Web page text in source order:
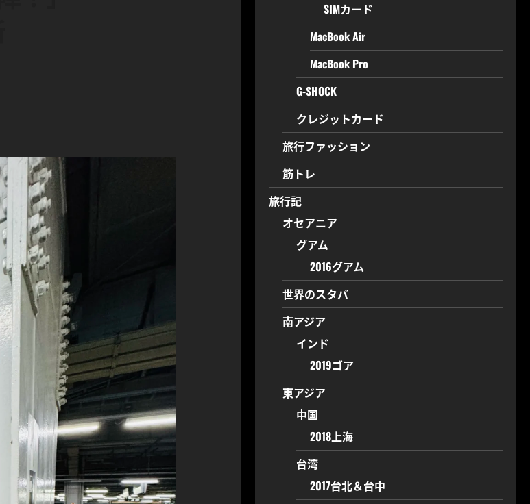
SIMカード
MacBook Air
MacBook Pro
G-SHOCK
クレジットカード
旅行ファッション
筋トレ
旅行記
オセアニア
グアム
2016グアム
世界のスタバ
南アジア
インド
2019ゴア
東アジア
中国
2018上海
台湾
2017台北＆台中